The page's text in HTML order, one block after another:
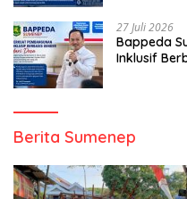
27 Juli 2026
Bappeda
Inklusif
Berita Sumenep